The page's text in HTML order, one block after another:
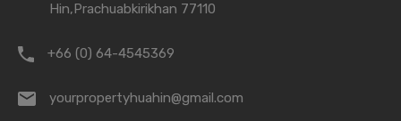
Hin,Prachuabkirikhan 77110
+66 (0) 64-4545369
yourpropertyhuahin@gmail.com